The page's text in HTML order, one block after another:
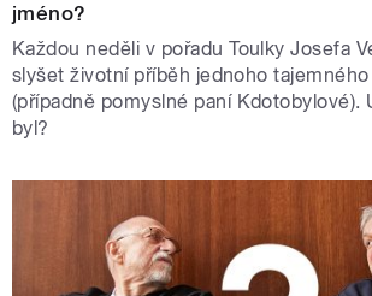
jméno?
Každou neděli v pořadu Toulky Josefa
slyšet životní příběh jednoho
(případně pomyslné paní Kdotobylové).
byl?